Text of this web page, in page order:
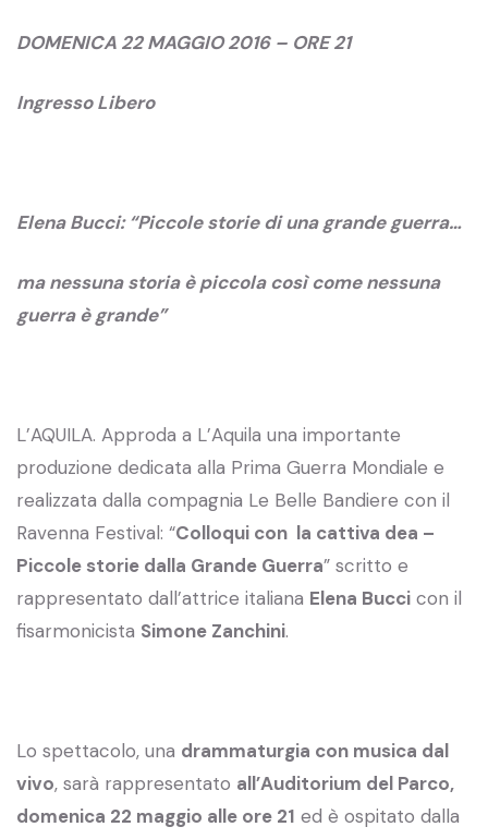
DOMENICA 22 MAGGIO 2016 – ORE 21
Ingresso Libero
Elena Bucci: “Piccole storie di una grande guerra…
ma nessuna storia è piccola così come nessuna
guerra è grande”
L’AQUILA. Approda a L’Aquila una importante
produzione dedicata alla Prima Guerra Mondiale e
realizzata dalla compagnia Le Belle Bandiere con il
Ravenna Festival: “Colloqui con la cattiva dea –
Piccole storie dalla Grande Guerra” scritto e
rappresentato dall’attrice italiana Elena Bucci con il
fisarmonicista Simone Zanchini.
Lo spettacolo, una drammaturgia con musica dal
vivo, sarà rappresentato all’Auditorium del Parco,
domenica 22 maggio alle ore 21 ed è ospitato dalla